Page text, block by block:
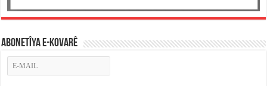
ABONETÎYA E-KOVARÊ